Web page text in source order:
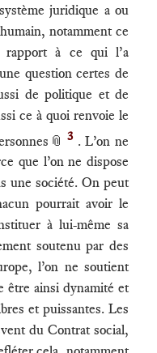
juridique a ou
notamment ce
rapport à ce qui l’a
question certes de
de politique et de
ce à quoi renvoie le
📎 3 . L’on ne
que l’on ne dispose
une société. On peut
pourrait avoir le
à lui-même sa
soutenu par des
l’on ne soutient
être ainsi dynamité et
et puissantes. Les
du Contrat social,